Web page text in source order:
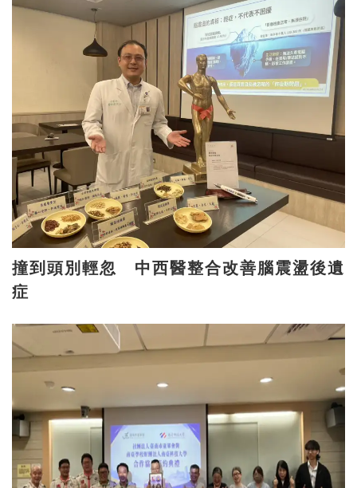
撞到頭別輕忽 中西醫整合改善腦震盪後遺
症